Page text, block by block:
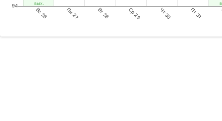
вых.
Вс 26 Пн 27 Вт 28 Ср 29 Чт 30 Пт 31
94